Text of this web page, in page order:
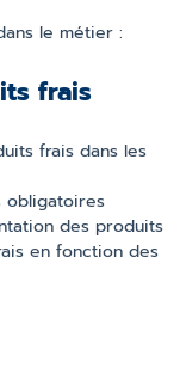
le métier :
frais
frais dans les
obligatoires
des produits
en fonction des